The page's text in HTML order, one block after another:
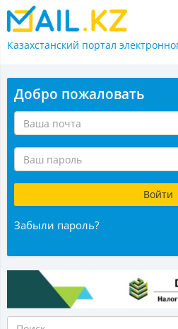
Казахстанский портал
Добро пожаловать
Забыли пароль?